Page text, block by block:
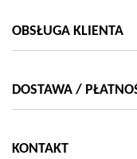
OBSŁUGA KLIENTA
DOSTAWA /
KONTAKT